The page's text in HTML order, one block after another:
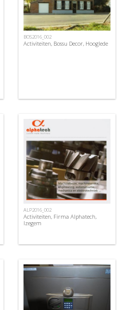
BOS2016_002
Activiteiten, Bossu Decor, Hooglede
ALP2016_002
Activiteiten, Firma Alphatech,
Izegem